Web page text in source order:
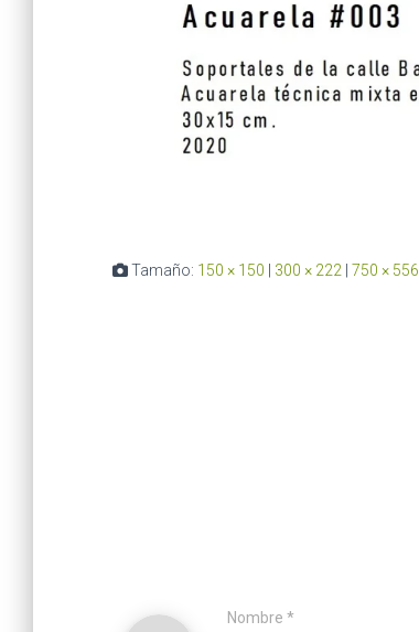
Tamaño: 150 × 150 | 300 × 222 | 750 × 556
Nombre *